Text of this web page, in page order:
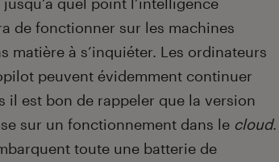
de fonctionner sur les machines
matière à s’inquiéter. Les ordinateurs
peuvent évidemment continuer
il est bon de rappeler que la version
sur un fonctionnement dans le cloud.
toute une batterie de